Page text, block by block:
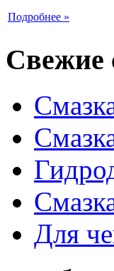
Подробнее »
Свежие
Для